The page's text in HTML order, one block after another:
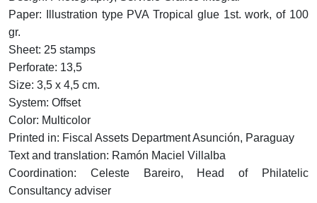
Paper: Illustration type PVA Tropical glue 1st. work, of 100
gr.
Sheet: 25 stamps
Perforate: 13,5
Size: 3,5 x 4,5 cm.
System: Offset
Color: Multicolor
Printed in: Fiscal Assets Department Asunción, Paraguay
Text and translation: Ramón Maciel Villalba
Coordination: Celeste Bareiro, Head of Philatelic
Consultancy adviser